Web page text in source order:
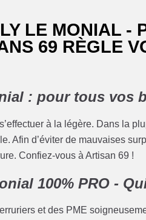
LE MONIAL -
69 RÈGLE
: pour tous vos
à la légère. Dans la
Afin d’éviter de mauvaises
Confiez-vous à Artisan 69 !
100% PRO -
et des PME